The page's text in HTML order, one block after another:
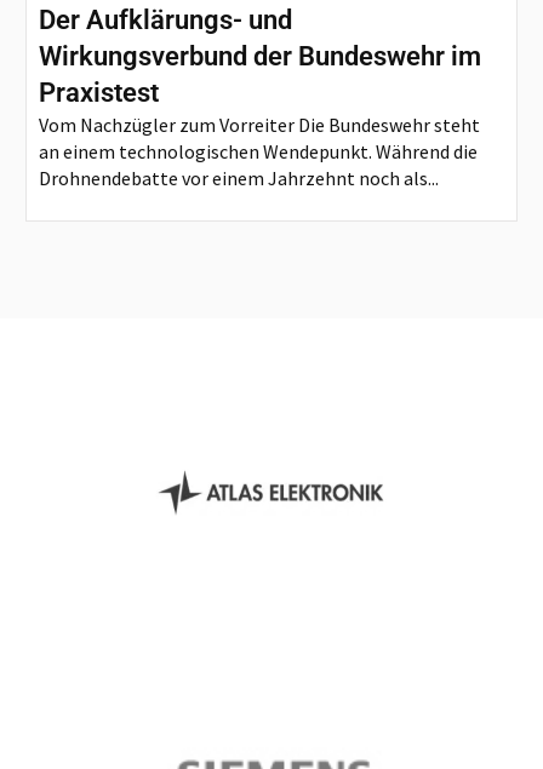
Der Aufklärungs- und
Wirkungsverbund der Bundeswehr im
Praxistest
Vom Nachzügler zum Vorreiter Die Bundeswehr steht
an einem technologischen Wendepunkt. Während die
Drohnendebatte vor einem Jahrzehnt noch als...